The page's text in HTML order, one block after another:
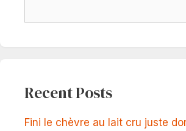
Recent Posts
Fini le chèvre au lait cru juste